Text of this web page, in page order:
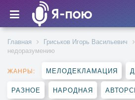
Главная Гриськов Игорь Васильевич
недоразумению
ЖАНРЫ: МЕЛОДЕКЛАМАЦИЯ
РАЗНОЕ НАРОДНАЯ